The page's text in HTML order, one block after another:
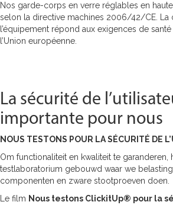
Nos garde-corps en verre réglables en
selon la directive machines 2006/42/CE. La
l’équipement répond aux exigences de
l’Union européenne.
La sécurité de
importante pour nous
NOUS TESTONS POUR LA SÉCURITÉ DE
Om functionaliteit en kwaliteit te garanderen,
testlaboratorium gebouwd waar we
componenten en zware stootproeven doen.
Le film Nous testons ClickitUp® pour la